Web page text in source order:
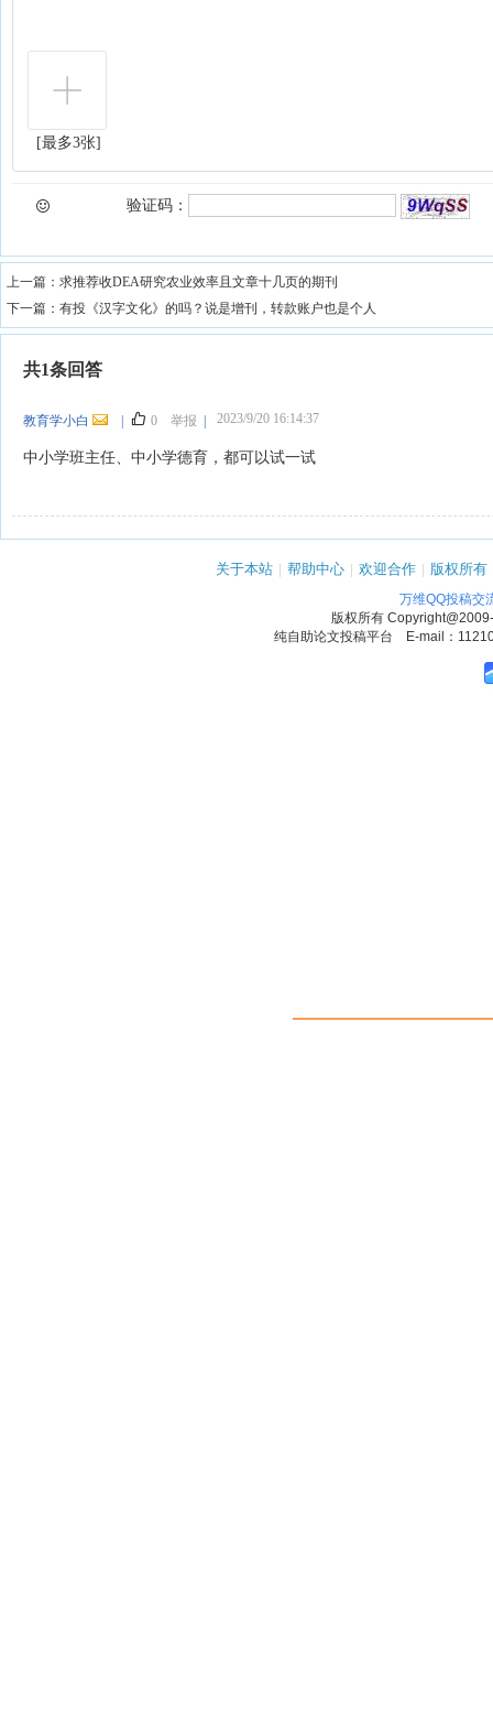
[最多3张]
验证码：
上一篇： 求推荐收DEA研究农业效率且文章十几页的期刊
下一篇： 有投《汉字文化》的吗？说是增刊，转款账户也是个人
共1条回答
教育学小白 0 举报 2023/9/20 16:14:37
中小学班主任、中小学德育，都可以试一试
关于本站 | 帮助中心 | 欢迎合作 | 版权所有
万维QQ投稿交
版权所有
纯自助论文投稿平台 E-mail：